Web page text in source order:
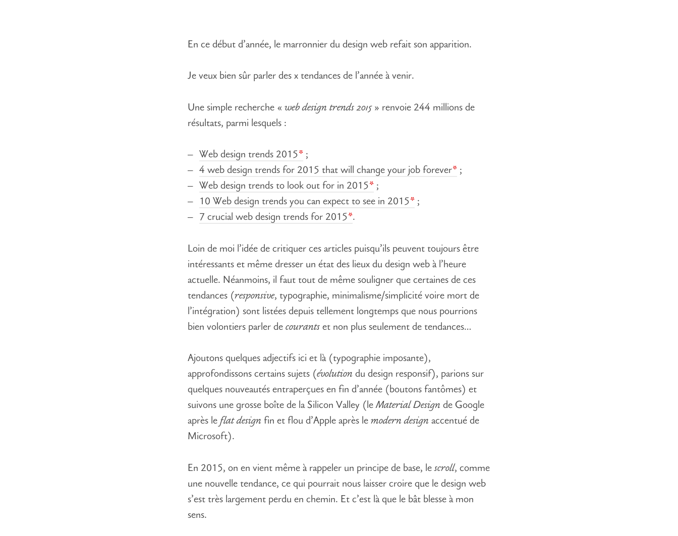
En ce début d’année, le marronnier du design web refait son apparition.
Je veux bien sûr parler des x tendances de l’année à venir.
Une simple recherche « web design trends 2015» renvoie 244 millions de
résultats, parmi lesquels :
Web design trends 2015 ;
4 web design trends for 2015 that will change your job forever ;
Web design trends to look out for in 2015 ;
10 Web design trends you can expect to see in 2015 ;
7 crucial web design trends for 2015 .
Loin de moi l’idée de critiquer ces articles puisqu’ils peuvent toujours être
intéressants et même dresser un état des lieux du design web à l’heure
actuelle. Néanmoins, il faut tout de même souligner que certaines de ces
tendances (responsive, typographie, minimalisme/simplicité voire mort de
l’intégration) sont listées depuis tellement longtemps que nous pourrions
bien volontiers parler de courants et non plus seulement de tendances…
Ajoutons quelques adjectifs ici et là (typographie imposante),
approfondissons certains sujets (évolution du design responsif), parions sur
quelques nouveautés entraperçues en fin d’année (boutons fantômes) et
suivons une grosse boîte de la Silicon Valley (leMaterial Design de Google
après le flat design fin et flou d’Apple après le modern design accentué de
Microsoft).
En 2015, on en vient même à rappeler un principe de base, lescroll, comme
une nouvelle tendance, ce qui pourrait nous laisser croire que le design web
s’est très largement perdu en chemin. Et c’est là que le bât blesse à mon
sens.